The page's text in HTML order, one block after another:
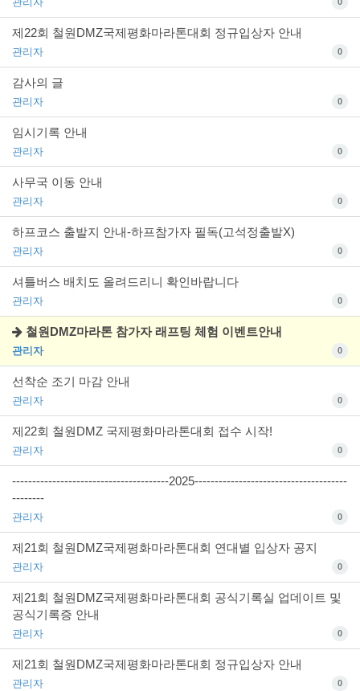
제22회 철원DMZ국제평화마라톤대회 정규입상자 안내
관리자 0
감사의 글
관리자 0
임시기록 안내
관리자 0
사무국 이동 안내
관리자 0
하프코스 출발지 안내-하프참가자 필독(고석정출발X)
관리자 0
셔틀버스 배치도 올려드리니 확인바랍니다
관리자 0
철원DMZ마라톤 참가자 래프팅 체험 이벤트안내
관리자 0
선착순 조기 마감 안내
관리자 0
제22회 철원DMZ 국제평화마라톤대회 접수 시작!
관리자 0
---------------------------------------2025--------------------------------------
--------
관리자 0
제21회 철원DMZ국제평화마라톤대회 연대별 입상자 공지
관리자 0
제21회 철원DMZ국제평화마라톤대회 공식기록실 업데이트 및
공식기록증 안내
관리자 0
제21회 철원DMZ국제평화마라톤대회 정규입상자 안내
관리자 0